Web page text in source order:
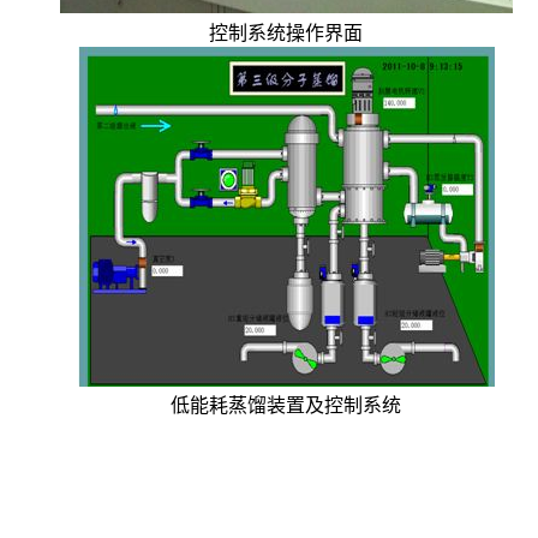
控制系统操作界面
低能耗蒸馏装置及控制系统